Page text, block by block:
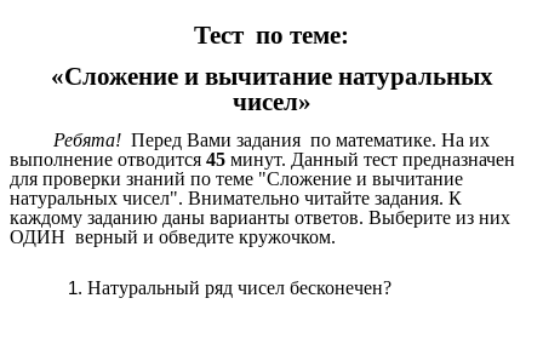
Тест по теме:
«Сложение и вычитание натуральных
чисел»
Ребята! Перед Вами задания по математике. На их
выполнение отводится 45 минут. Данный тест предназначен
для проверки знаний по теме "Сложение и вычитание
натуральных чисел". Внимательно читайте задания. К
каждому заданию даны варианты ответов. Выберите из них
ОДИН верный и обведите кружочком.
Натуральный ряд чисел бесконечен?